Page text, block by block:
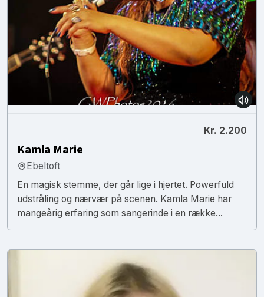
Kr. 2.200
Kamla Marie
Ebeltoft
En magisk stemme, der går lige i hjertet. Powerfuld
udstråling og nærvær på scenen. Kamla Marie har
mangeårig erfaring som sangerinde i en række...